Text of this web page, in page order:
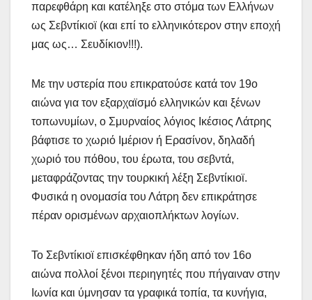
παρεφθάρη και κατέληξε στο στόμα των Ελλήνων
ως Σεβντίκιοϊ (και επί το ελληνικότερον στην εποχή
μας ως… Σευδίκιον!!!).
Με την υστερία που επικρατούσε κατά τον 19ο
αιώνα για τον εξαρχαϊσμό ελληνικών και ξένων
τοπωνυμίων, ο Σμυρναίος λόγιος Ικέσιος Λάτρης
βάφτισε το χωριό Ιμέριον ή Ερασίνον, δηλαδή
χωριό του πόθου, του έρωτα, του σεβντά,
μεταφράζοντας την τουρκική λέξη Σεβντίκιοϊ.
Φυσικά η ονομασία του Λάτρη δεν επικράτησε
πέραν ορισμένων αρχαιοπλήκτων λογίων.
Το Σεβντίκιοϊ επισκέφθηκαν ήδη από τον 16ο
αιώνα πολλοί ξένοι περιηγητές που πήγαιναν στην
Ιωνία και ύμνησαν τα γραφικά τοπία, τα κυνήγια,